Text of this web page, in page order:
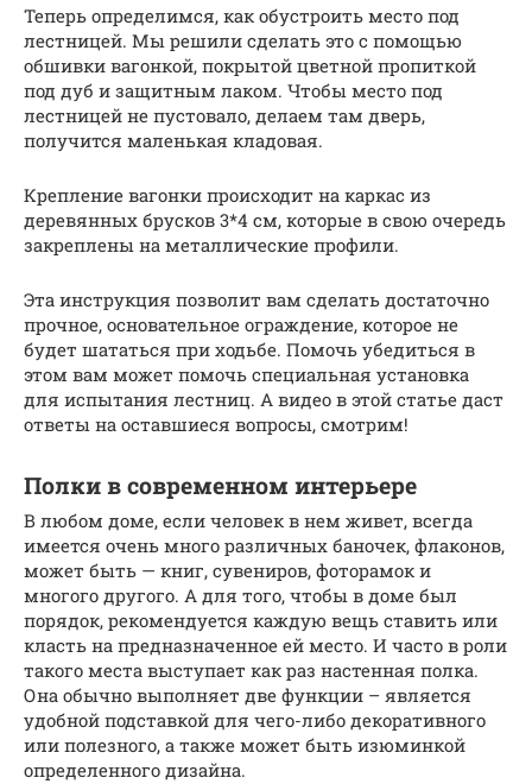
Теперь определимся, как обустроить место под
лестницей. Мы решили сделать это с помощью
обшивки вагонкой, покрытой цветной пропиткой
под дуб и защитным лаком. Чтобы место под
лестницей не пустовало, делаем там дверь,
получится маленькая кладовая.
Крепление вагонки происходит на каркас из
деревянных брусков 3*4 см, которые в свою очередь
закреплены на металлические профили.
Эта инструкция позволит вам сделать достаточно
прочное, основательное ограждение, которое не
будет шататься при ходьбе. Помочь убедиться в
этом вам может помочь специальная установка
для испытания лестниц. А видео в этой статье даст
ответы на оставшиеся вопросы, смотрим!
Полки в современном интерьере
В любом доме, если человек в нем живет, всегда
имеется очень много различных баночек, флаконов,
может быть — книг, сувениров, фоторамок и
многого другого. А для того, чтобы в доме был
порядок, рекомендуется каждую вещь ставить или
класть на предназначенное ей место. И часто в роли
такого места выступает как раз настенная полка.
Она обычно выполняет две функции – является
удобной подставкой для чего-либо декоративного
или полезного, а также может быть изюминкой
определенного дизайна.